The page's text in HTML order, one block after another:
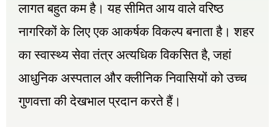
लागत बहुत कम है। यह सीमित आय वाले वरिष्ठ
नागरिकों के लिए एक आकर्षक विकल्प बनाता है। शहर
का स्वास्थ्य सेवा तंत्र अत्यधिक विकसित है,जहां
आधुनिक अस्पताल और क्लीनिक निवासियों को उच्च
गुणवत्ता की देखभाल प्रदान करते हैं।